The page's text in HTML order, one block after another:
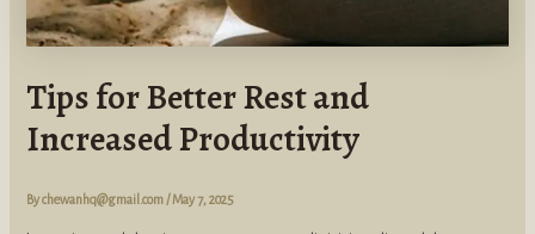
Tips for Better Rest and
Increased Productivity
Bychewanhq@gmail.com/May 7, 2025